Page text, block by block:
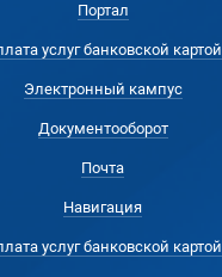
Портал
услуг банковской картой
Электронный кампус
Документооборот
Почта
Навигация
услуг банковской картой